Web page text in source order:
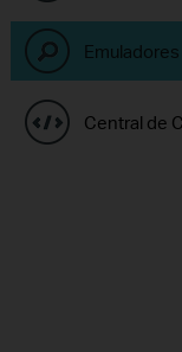
Central de